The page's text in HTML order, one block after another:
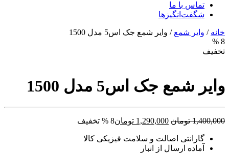
تماس با ما
شگفت‌انگیزها
خانه / وایر شمع / وایر شمع جک اس5 مدل 1500
8 %
تخفیف
وایر شمع جک اس5 مدل 1500
1,400,000 تومان قیمت
1,400,000 تومان
بود.
1,290,000 تومان8 % تخفیف
گارانتی اصالت و سلامت فیزیکی کالا
آماده ارسال از انبار